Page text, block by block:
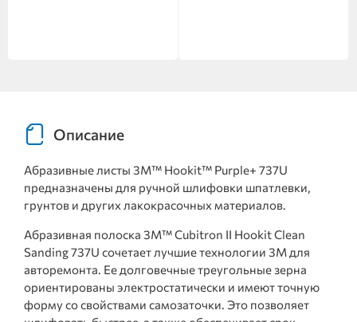
Описание
Абразивные листы 3M™ Hookit™ Purple+ 737U
предназначены для ручной шлифовки шпатлевки,
грунтов и других лакокрасочных материалов.
Абразивная полоска 3M™ Cubitron II Hookit Clean
Sanding 737U сочетает лучшие технологии 3M для
авторемонта. Ее долговечные треугольные зерна
ориентированы электростатически и имеют точную
форму со свойствами самозаточки. Это позволяет